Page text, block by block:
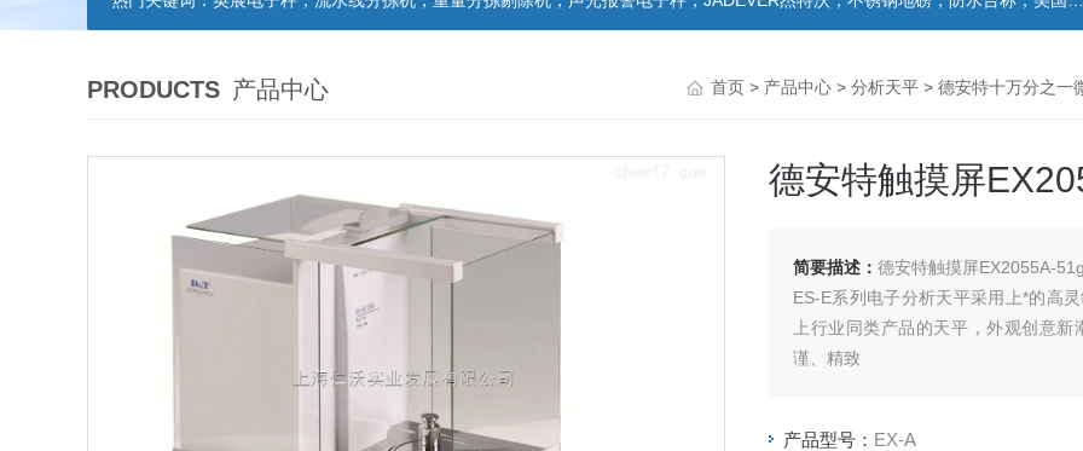
PRODUCTS 产品中心 首页 > 产品中心 > 分析天平 > 德安特十万分之一
德安特触摸屏
简要描述： 德安特触摸屏EX2055A-
ES-E系列电子分析天平采用上*的高
上行业同类产品的天平，外观创意
谨、精致
产品型号： EX-A